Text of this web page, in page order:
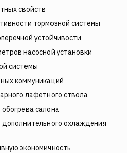
свойств
тормозной системы
устойчивости
насосной установки
системы
коммуникаций
лафетного ствола
салона
охлаждения
экономичность